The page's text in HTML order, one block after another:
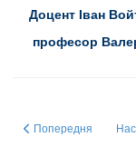
Доцент Іван
професор
Попередня
Попередня